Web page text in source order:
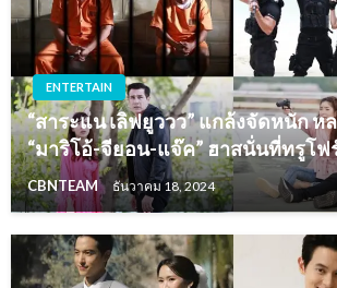
ENTERTAIN
“สาระแน เลิฟยูววว” แกล้งจัดหนัก ห
“มาริโอ้-จียอน-แจ๊ค” ฮาสนั่นที่ทรูโฟ
CBNTEAM ธันวาคม 18, 2024